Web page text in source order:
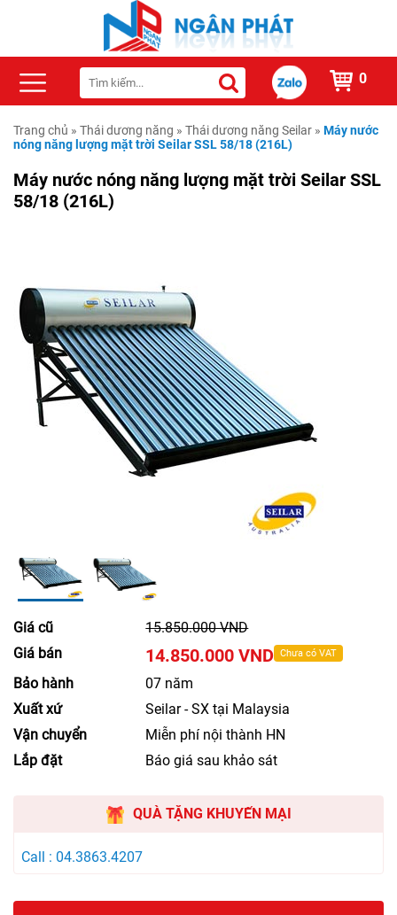
0
Trang chủ » Thái dương năng » Thái dương năng Seilar » Máy nước
nóng năng lượng mặt trời Seilar SSL 58/18 (216L)
Máy nước nóng năng lượng mặt trời Seilar SSL
58/18 (216L)
Giá cũ
15.850.000 VND
Giá bán
14.850.000 VND Chưa có VAT
Bảo hành
07 năm
Xuất xứ
Seilar - SX tại Malaysia
Vận chuyển
Miễn phí nội thành HN
Lắp đặt
Báo giá sau khảo sát
QUÀ TẶNG KHUYẾN MẠI
Call : 04.3863.4207